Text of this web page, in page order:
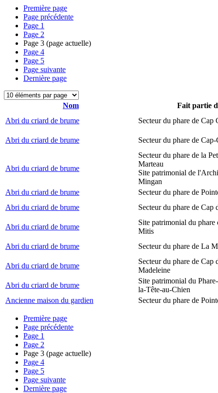
Première page
Page précédente
Page 1
Page 2
Page 3 (page actuelle)
Page 4
Page 5
Page suivante
Dernière page
Nom
Fait partie
Abri du criard de brume
Secteur du phare de Cap
Abri du criard de brume Secteur du phare de Cap-
Abri du criard de brume
Secteur du phare de la
Marteau
Site patrimonial de
Mingan
Abri du criard de brume
Secteur du phare de
Abri du criard de brume
Secteur du phare de Cap
Abri du criard de brume
Site patrimonial du phare
Mitis
Abri du criard de brume
Secteur du phare de La
Abri du criard de brume
Secteur du phare de Cap
Madeleine
Abri du criard de brume
Site patrimonial du
la-Tête-au-Chien
Ancienne maison du gardien
Secteur du phare de
Première page
Page précédente
Page 1
Page 2
Page 3 (page actuelle)
Page 4
Page 5
Page suivante
Dernière page